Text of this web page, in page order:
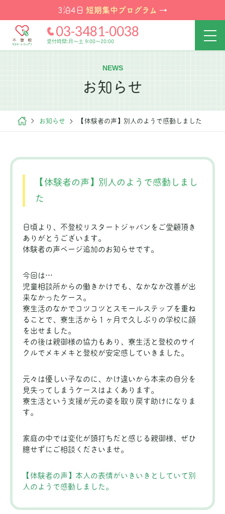
3泊4日 短期集中プログラム →
03-3481-0038
受付時間:月～土 9:00～20:00
NEWS
お知らせ
お知らせ 【体験者の声】別人のようで感動しました
【体験者の声】別人のようで感動しまし
た
日頃より、不登校リスタートジャパンをご愛顧頂き
ありがとうございます。
体験者の声ページ追加のお知らせです。
今回は…
児童相談所からの働きかけでも、なかなか改善が出
来なかったケース。
寮生活のなかでコツコツとスモールステップを重ね
ることで、寮生活から１ヶ月で久しぶりの学校に顔
を出せました。
その後は親御様の協力もあり、寮生活と登校のサイ
クルでメキメキと登校が安定感していきました。
元々は優しい子なのに、かけ違いから本来の自分を
見失ってしまうケースはよくあります。
寮生活という支援が元の姿を取り戻す助けになりま
す。
家庭の中では変化が頭打ちだと感じる親御様、ぜひ
臆せずにご相談くださいませ。
【体験者の声】本人の表情がいきいきとしていて別
人のようで感動しました。